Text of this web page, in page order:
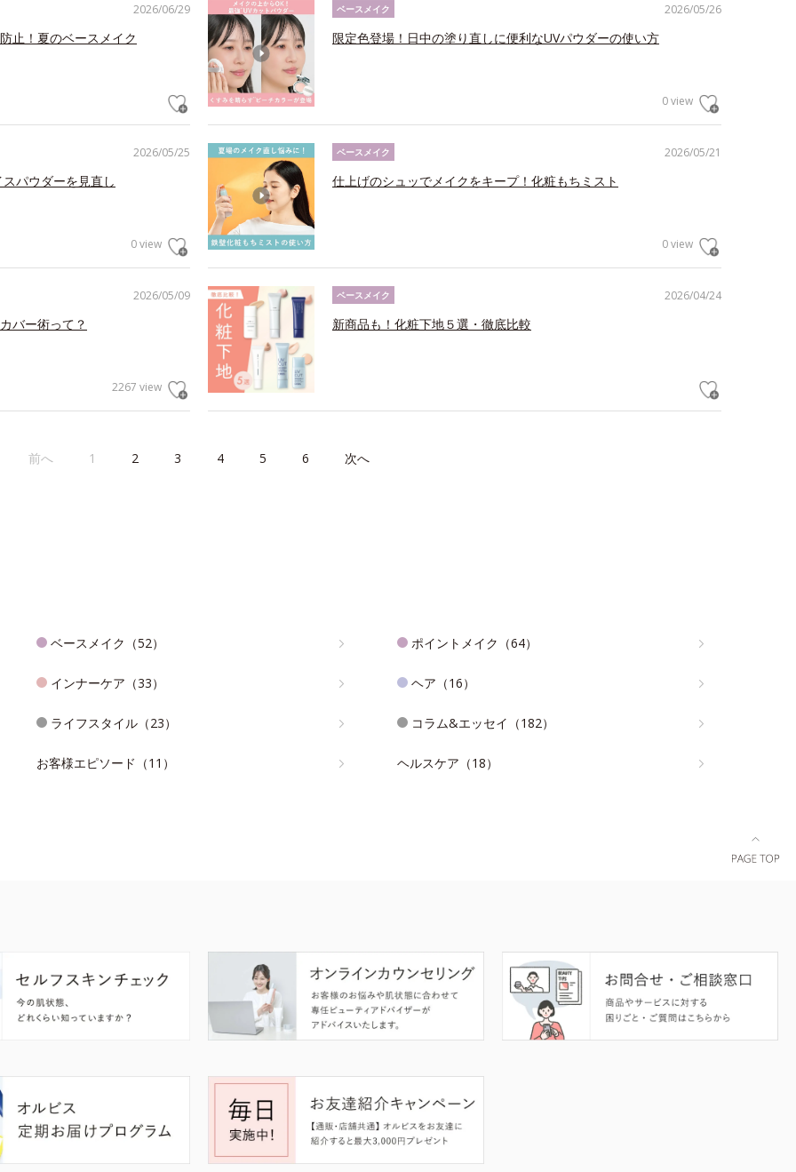
2026/06/29
止！夏のベースメイク
2026/05/26
ベースメイク
限定色登場！日中の塗り直しに便利なUVパウダーの使い方
0 view
2026/05/25
パウダーを見直し
0 view
2026/05/21
ベースメイク
仕上げのシュッでメイクをキープ！化粧もちミスト
0 view
2026/05/09
バー術って？
2267 view
2026/04/24
ベースメイク
新商品も！化粧下地５選・徹底比較
前へ 1 2 3 4 5 6 次へ
ベースメイク（52） ポイントメイク（64）
インナーケア（33） ヘア（16）
ライフスタイル（23） コラム&エッセイ（182）
お客様エピソード（11） ヘルスケア（18）